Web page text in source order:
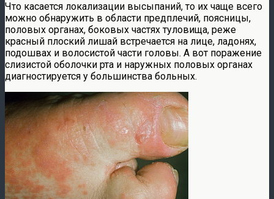
Что касается локализации высыпаний, то их чаще всего
можно обнаружить в области предплечий, поясницы,
половых органах, боковых частях туловища, реже
красный плоский лишай встречается на лице, ладонях,
подошвах и волосистой части головы. А вот поражение
слизистой оболочки рта и наружных половых органах
диагностируется у большинства больных.